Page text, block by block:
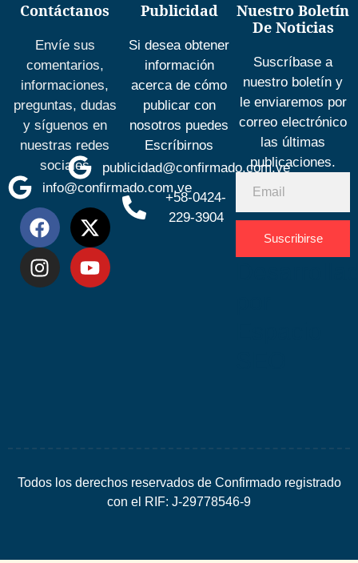
Contáctanos
Envíe sus
comentarios,
informaciones,
preguntas, dudas
y síguenos en
nuestras redes
sociales
info@confirmado.com.ve
Publicidad
Si desea obtener
información
acerca de cómo
publicar con
nosotros puedes
Escríbirnos
publicidad@confirmado.com.ve
+58-0424-
229-3904
Nuestro Boletín
De Noticias
Suscríbase a
nuestro boletín y
le enviaremos por
correo electrónico
las últimas
publicaciones.
Suscribirse
Todos los derechos reservados de Confirmado registrado
con el RIF: J-29778546-9